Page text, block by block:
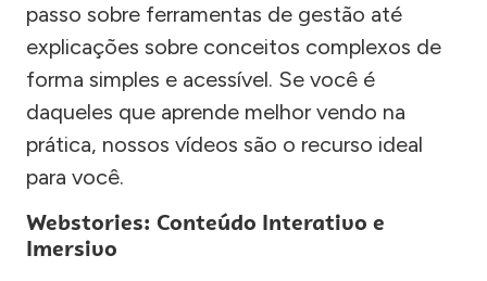
passo sobre ferramentas de gestão até
explicações sobre conceitos complexos de
forma simples e acessível. Se você é
daqueles que aprende melhor vendo na
prática, nossos vídeos são o recurso ideal
para você.
Webstories: Conteúdo Interativo e
Imersivo